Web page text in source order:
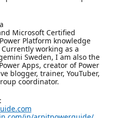
Microsoft Certified
Platform knowledge
working as a
Sweden, I am also the
Apps, creator of Power
blogger, trainer, YouTuber,
coordinator.